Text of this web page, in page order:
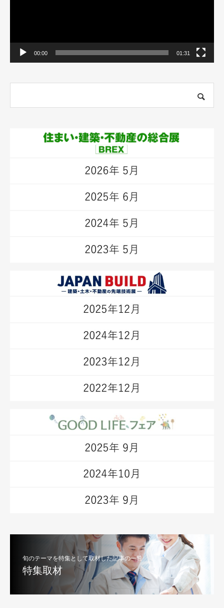
00:00 01:31
旬のテーマを特集として取材した記事の一覧
特集取材